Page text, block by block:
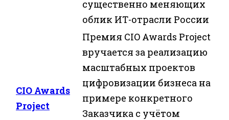
существенно меняющих
облик ИТ-отрасли России
CIO Awards
Project
Премия CIO Awards Project
вручается за реализацию
масштабных проектов
цифровизации бизнеса на
примере конкретного
Заказчика с учётом